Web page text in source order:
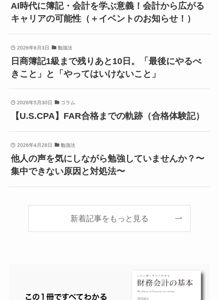
AI時代に簿記・会計を学ぶ意義！会計から広がる
キャリアの可能性（＋イベントのお知らせ！）
2026年6月3日 勉強法
日商簿記1級まで残りあと10日。「最後にやるべ
きこと」と「やってはいけないこと」
2026年5月30日 コラム
【U.S.CPA】FAR合格までの軌跡（合格体験記）
2026年4月28日 勉強法
他人の声を気にしながら勉強していませんか？〜
集中できない原因と対処法〜
新着記事をもっと見る